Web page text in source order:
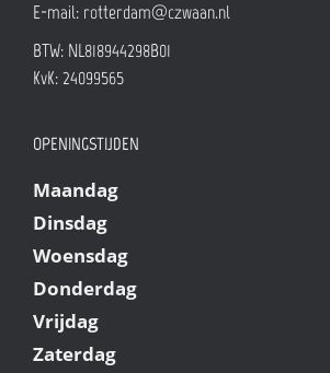
E-mail: rotterdam@czwaan.nl
BTW: NL818944298B01
KvK: 24099565
OPENINGSTIJDEN
Maandag
Dinsdag
Woensdag
Donderdag
Vrijdag
Zaterdag